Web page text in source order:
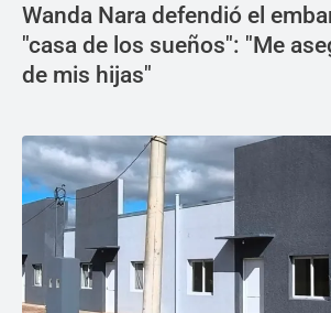
Wanda Nara defendió el
"casa de los sueños": "Me
de mis hijas"